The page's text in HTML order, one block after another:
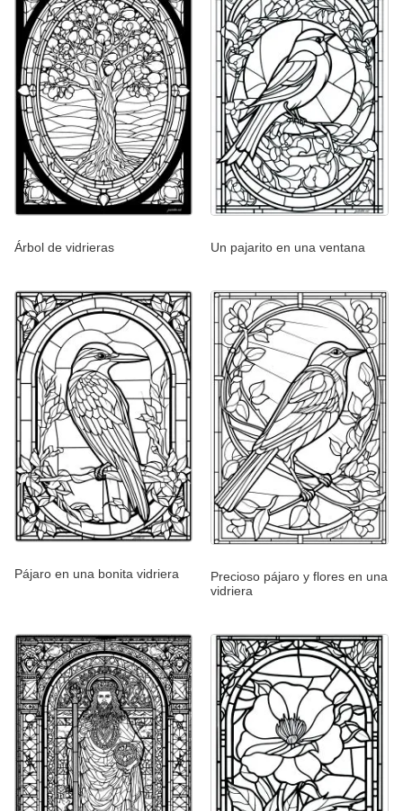
Árbol de vidrieras Un pajarito en una ventana
Pájaro en una bonita vidriera
Precioso pájaro y flores en una
vidriera